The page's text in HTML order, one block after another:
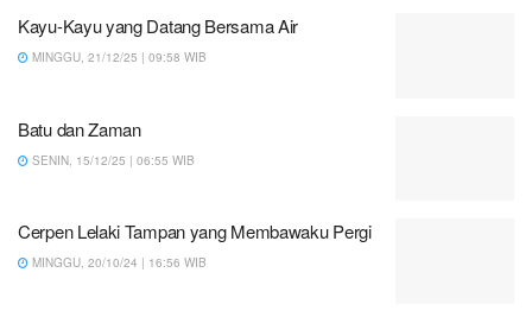
Kayu-Kayu yang Datang Bersama Air
MINGGU, 21/12/25 | 09:58 WIB
Batu dan Zaman
SENIN, 15/12/25 | 06:55 WIB
Cerpen Lelaki Tampan yang Membawaku Pergi
MINGGU, 20/10/24 | 16:56 WIB